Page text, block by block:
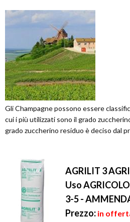
Gli Champagne possono essere
cui i più utilizzati sono il grado
grado zuccherino residuo è deciso dal
AGRILIT 3
Uso
3-5 -
Prezzo: in